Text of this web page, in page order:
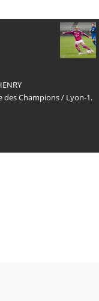
des Champions/ Lyon-1.